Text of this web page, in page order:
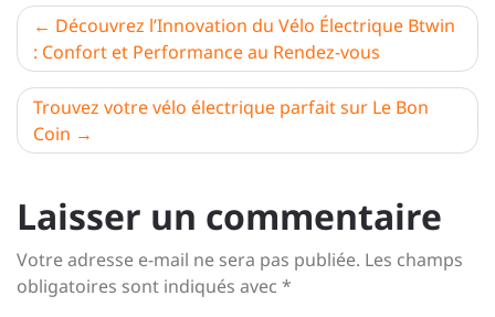
Navigation
de
l’article
Découvrez l’Innovation du Vélo Électrique Btwin
: Confort et Performance au Rendez-vous
Trouvez votre vélo électrique parfait sur Le Bon
Coin
Laisser un commentaire
Votre adresse e-mail ne sera pas publiée. Les champs
obligatoires sont indiqués avec *